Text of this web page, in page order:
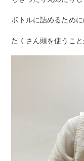
ボトルに詰めるため
たくさん頭を使うこ